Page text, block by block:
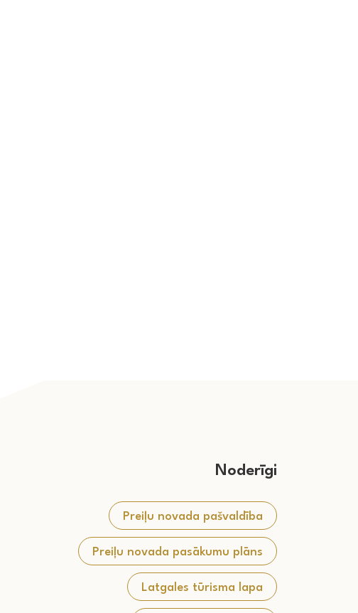
Noderīgi
Preiļu novada pašvaldība
Preiļu novada pasākumu plāns
Latgales tūrisma lapa